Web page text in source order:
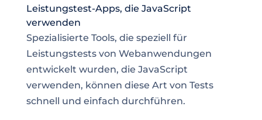
Leistungstest-Apps, die JavaScript
verwenden
Spezialisierte Tools, die speziell für
Leistungstests von Webanwendungen
entwickelt wurden, die JavaScript
verwenden, können diese Art von Tests
schnell und einfach durchführen.